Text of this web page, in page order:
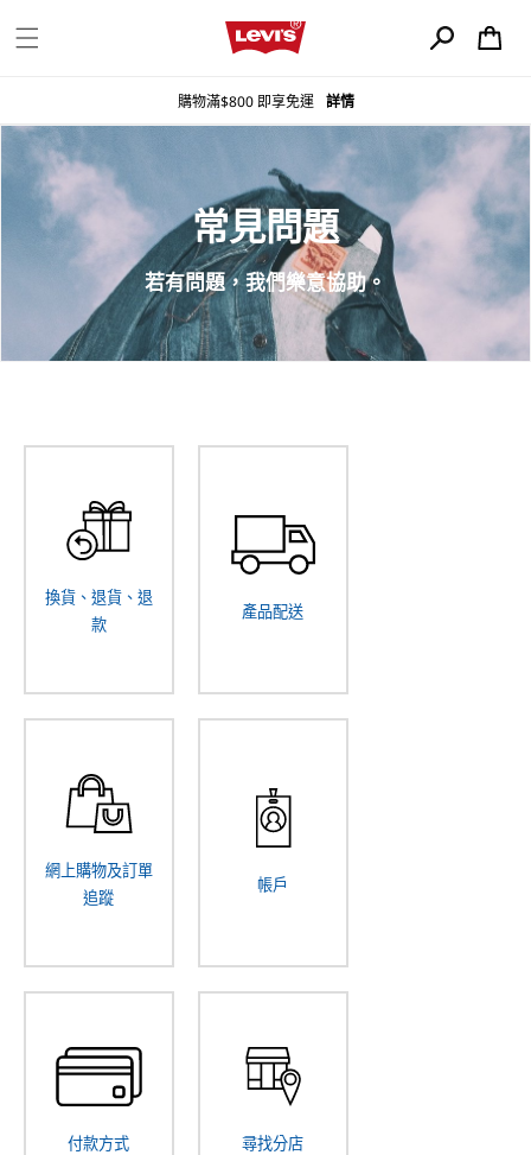
跳至內容
物
購物滿$800 即享免運 詳情
常見問題
若有問題，我們樂意協助。
換貨、退貨、退
款
產品配送
網上購物及訂單
追蹤
帳戶
付款方式 尋找分店